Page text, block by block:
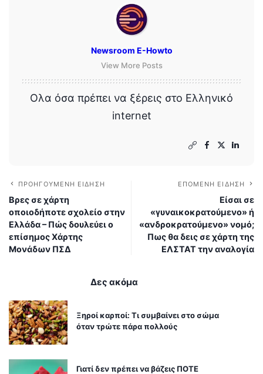
Newsroom E-Howto
View More Posts
Ολα όσα πρέπει να ξέρεις στο Ελληνικό
internet
ΠΡΟΗΓΟΎΜΕΝΗ ΕΊΔΗΣΗ
Βρες σε χάρτη
οποιοδήποτε σχολείο στην
Ελλάδα – Πώς δουλεύει ο
επίσημος Χάρτης
Μονάδων ΠΣΔ
ΕΠΌΜΕΝΗ ΕΊΔΗΣΗ
Είσαι σε
«γυναικοκρατούμενο» ή
«ανδροκρατούμενο» νομό;
Πως θα δεις σε χάρτη της
ΕΛΣΤΑΤ την αναλογία
Δες ακόμα
Ξηροί καρποί: Τι συμβαίνει στο σώμα
όταν τρώτε πάρα πολλούς
Γιατί δεν πρέπει να βάζεις ΠΟΤΕ